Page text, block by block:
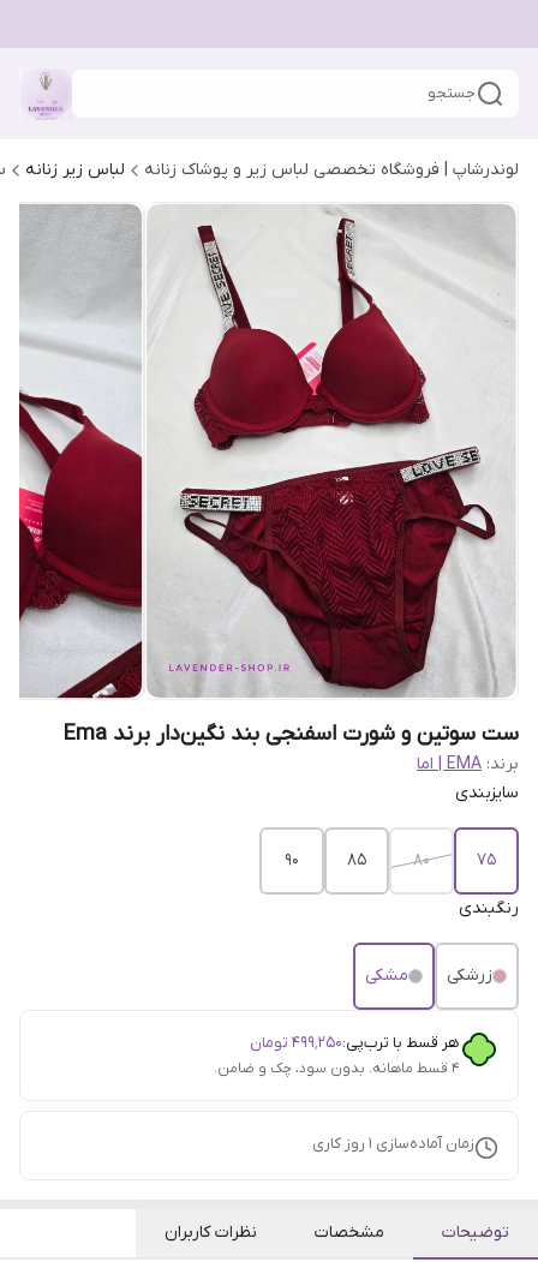
جستجو
لوندرشاپ | فروشگاه تخصصی لباس زیر و پوشاک زنانه لباس زیر زنانه
ست سوتین و شورت اسفنجی بند نگین‌دار برند Ema
برند: EMA | اما
سایزبندی
75
80
85
90
رنگبندی
زرشکی مشکی
هر قسط با ترب‌پی:۴۹۹٬۲۵۰ تومان
۴ قسط ماهانه. بدون سود، چک و ضامن.
زمان آماده‌سازی 1 روز کاری
توضیحات مشخصات نظرات کاربران